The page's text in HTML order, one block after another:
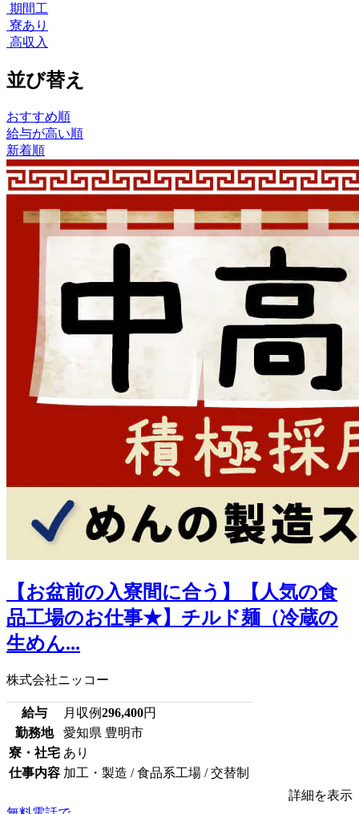
期間工
寮あり
高収入
並び替え
おすすめ順
給与が高い順
新着順
【お盆前の入寮間に合う】【人気の食
品工場のお仕事★】チルド麺（冷蔵の
生めん...
株式会社ニッコー
給与 月収例296,400円
勤務地
愛知県 豊明市
寮・社宅 あり
仕事内容 加工・製造 / 食品系工場 / 交替制
詳細を表示